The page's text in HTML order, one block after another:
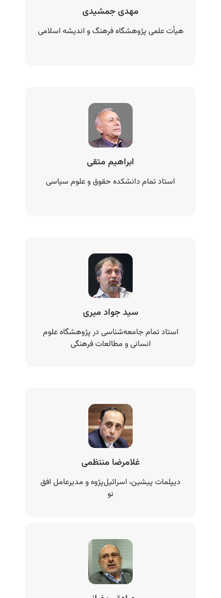
سید جواد میری
استاد تمام جامعه‌شناسی در پژوهشگاه علوم
انسانی و مطالعات فرهنگی
ابراهیم متقی
استاد تمام دانشکده حقوق و علوم سیاسی
مهدی جمشیدی
هیأت علمی پژوهشگاه فرهنگ و اندیشه‌ اسلامی
غلامرضا منتظمی
دیپلمات پیشین، اسرائیل‌پژوه و مدیرعامل افق
نو